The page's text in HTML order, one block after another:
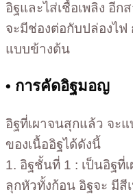
อิฐและไส่เชื้อเพลิง อี
จะมีช่องต่อกับปล่องไฟ
แบบข้างต้น
• การคัดอิฐมอญ
อิฐที่เผาจนสุกแล้ว จะ
ของเนื้ออิฐได้ดังนี้
1. อิฐชั้นที่ 1 : เป็นอิฐ
ลุกหัวทั้งก้อน อิฐจะ มีสี